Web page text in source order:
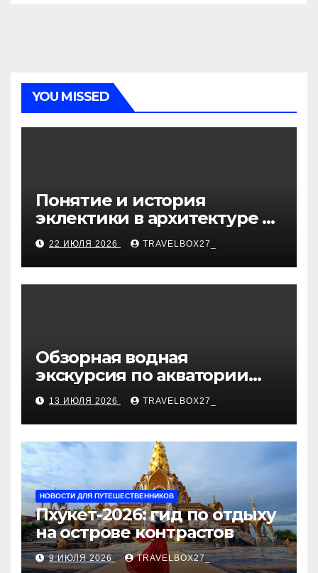
YOU MISSED
Понятие и история
эклектики в архитектуре и
дизайне интерьеров
22 ИЮЛЯ 2026 TRAVELBOX27_
Обзорная водная
экскурсия по акватории
бухты Песчаная
13 ИЮЛЯ 2026 TRAVELBOX27_
НОВОСТИ ДЛЯ ПУТЕШЕСТВЕННИКОВ
Пхукет-2026: гид по отдыху
на острове контрастов
9 ИЮЛЯ 2026 TRAVELBOX27_